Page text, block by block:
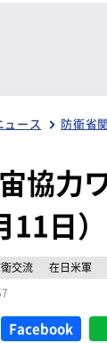
ュース 防衛省
協力
日）
交流 在日米軍
Facebook